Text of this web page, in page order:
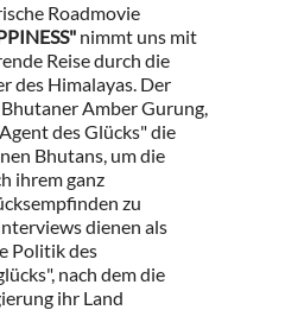
Roadmovie
nimmt uns mit
Reise durch die
des Himalayas. Der
Amber Gurung,
des Glücks" die
Bhutans, um die
ihrem ganz
zu
dienen als
Politik des
nach dem die
ihr Land